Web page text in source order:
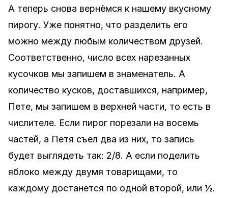
А теперь снова вернёмся к нашему вкусному
пирогу. Уже понятно, что разделить его
можно между любым количеством друзей.
Соответственно, число всех нарезанных
кусочков мы запишем в знаменатель. А
количество кусков, доставшихся, например,
Пете, мы запишем в верхней части, то есть в
числителе. Если пирог порезали на восемь
частей, а Петя съел два из них, то запись
будет выглядеть так: 2/8. А если поделить
яблоко между двумя товарищами, то
каждому достанется по одной второй, или ½.